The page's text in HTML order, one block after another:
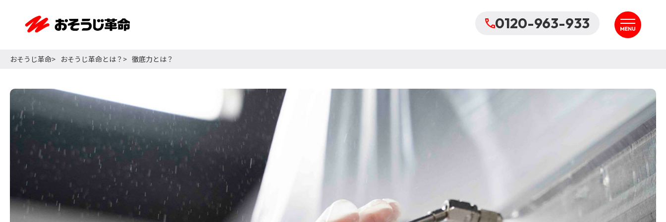
0120-963-933
おそうじ革命 おそうじ革命とは？ 徹底力とは？